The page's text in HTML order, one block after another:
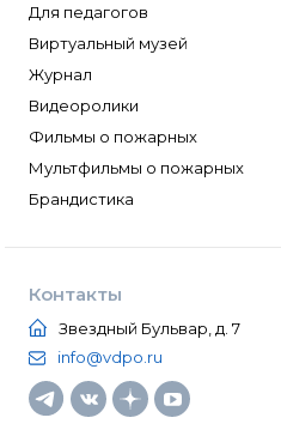
Для педагогов
Виртуальный музей
Журнал
Видеоролики
Фильмы о пожарных
Мультфильмы о пожарных
Брандистика
Контакты
Звездный Бульвар, д. 7
info@vdpo.ru